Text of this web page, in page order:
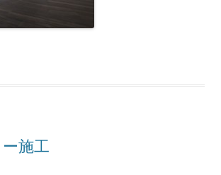
施工